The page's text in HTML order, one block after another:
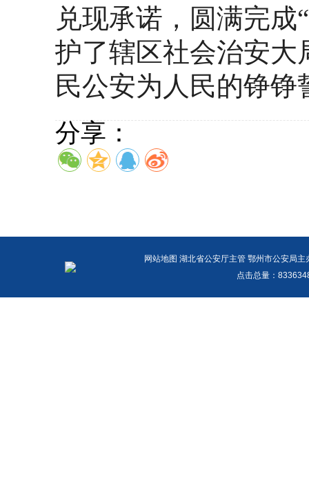
兑现承诺，圆满完
护了辖区社会治安大
民公安为人民的铮铮
分享：
网站地图 湖北省公安厅主管 鄂州市公安局
点击总量：